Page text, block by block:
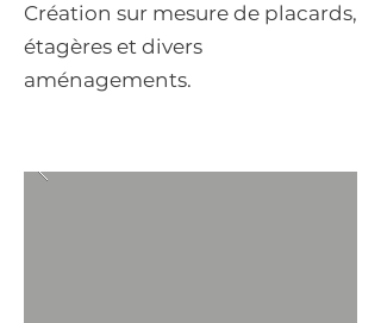
Création sur mesure de placards,
étagères et divers
aménagements.